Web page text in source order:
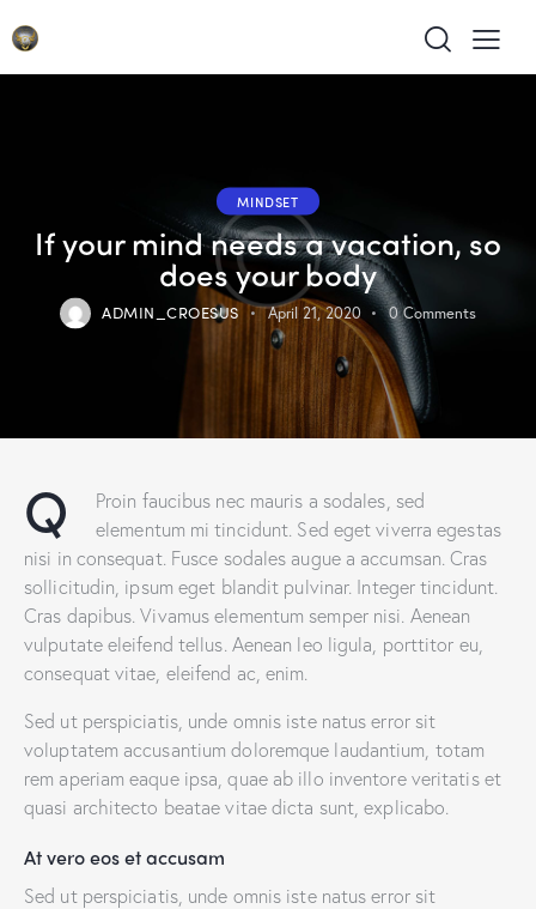
MINDSET
If your mind needs a vacation, so
does your body
ADMIN_CROESUS April 21, 2020 0 Comments
Q
Proin faucibus nec mauris a sodales, sed
elementum mi tincidunt. Sed eget viverra egestas
nisi in consequat. Fusce sodales augue a accumsan. Cras
sollicitudin, ipsum eget blandit pulvinar. Integer tincidunt.
Cras dapibus. Vivamus elementum semper nisi. Aenean
vulputate eleifend tellus. Aenean leo ligula, porttitor eu,
consequat vitae, eleifend ac, enim.
Sed ut perspiciatis, unde omnis iste natus error sit
voluptatem accusantium doloremque laudantium, totam
rem aperiam eaque ipsa, quae ab illo inventore veritatis et
quasi architecto beatae vitae dicta sunt, explicabo.
At vero eos et accusam
Sed ut perspiciatis, unde omnis iste natus error sit